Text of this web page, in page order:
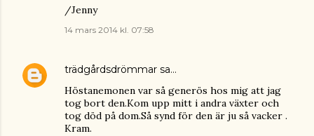
/Jenny
14 mars 2014 kl. 07:58
trädgårdsdrömmar sa…
Höstanemonen var så generös hos mig att jag
tog bort den.Kom upp mitt i andra växter och
tog död på dom.Så synd för den är ju så vacker .
Kram.